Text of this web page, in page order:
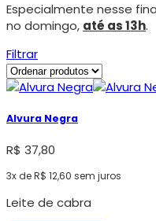
Especialmente nesse
no domingo, até as 13h.
Filtrar
Alvura Negra
R$ 37,80
3x deR$ 12,60 sem juros
Leite de cabra